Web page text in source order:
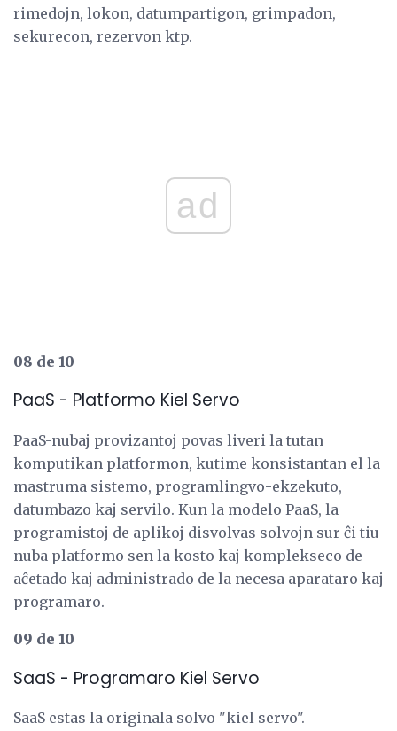
rimedojn, lokon, datumpartigon, grimpadon,
sekurecon, rezervon ktp.
ad
08 de 10
PaaS - Platformo Kiel Servo
PaaS-nubaj provizantoj povas liveri la tutan
komputikan platformon, kutime konsistantan el la
mastruma sistemo, programlingvo-ekzekuto,
datumbazo kaj servilo. Kun la modelo PaaS, la
programistoj de aplikoj disvolvas solvojn sur ĉi tiu
nuba platformo sen la kosto kaj komplekseco de
aĉetado kaj administrado de la necesa aparataro kaj
programaro.
09 de 10
SaaS - Programaro Kiel Servo
SaaS estas la originala solvo "kiel servo".